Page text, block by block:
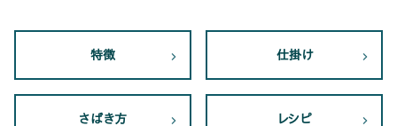
特徴 仕掛け
さばき方 レシピ